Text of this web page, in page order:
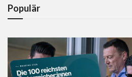
Populär